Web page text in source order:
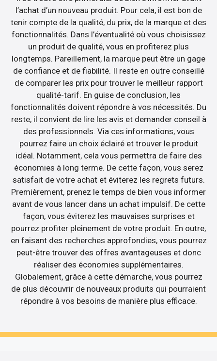
l’achat d’un nouveau produit. Pour cela, il est bon de
tenir compte de la qualité, du prix, de la marque et des
fonctionnalités. Dans l’éventualité où vous choisissez
un produit de qualité, vous en profiterez plus
longtemps. Pareillement, la marque peut être un gage
de confiance et de fiabilité. Il reste en outre conseillé
de comparer les prix pour trouver le meilleur rapport
qualité-tarif. En guise de conclusion, les
fonctionnalités doivent répondre à vos nécessités. Du
reste, il convient de lire les avis et demander conseil à
des professionnels. Via ces informations, vous
pourrez faire un choix éclairé et trouver le produit
idéal. Notamment, cela vous permettra de faire des
économies à long terme. De cette façon, vous serez
satisfait de votre achat et éviterez les regrets futurs.
Premièrement, prenez le temps de bien vous informer
avant de vous lancer dans un achat impulsif. De cette
façon, vous éviterez les mauvaises surprises et
pourrez profiter pleinement de votre produit. En outre,
en faisant des recherches approfondies, vous pourrez
peut-être trouver des offres avantageuses et donc
réaliser des économies supplémentaires.
Globalement, grâce à cette démarche, vous pourrez
de plus découvrir de nouveaux produits qui pourraient
répondre à vos besoins de manière plus efficace.